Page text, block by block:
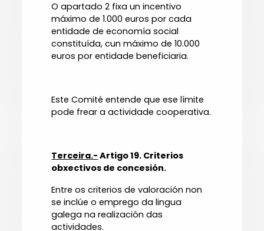
O apartado 2 fixa un incentivo
máximo de 1.000 euros por cada
entidade de economía social
constituída, cun máximo de 10.000
euros por entidade beneficiaria.
Este Comité entende que ese límite
pode frear a actividade cooperativa.
Terceira.- Artigo 19. Criterios
obxectivos de concesión.
Entre os criterios de valoración non
se inclúe o emprego da lingua
galega na realización das
actividades.